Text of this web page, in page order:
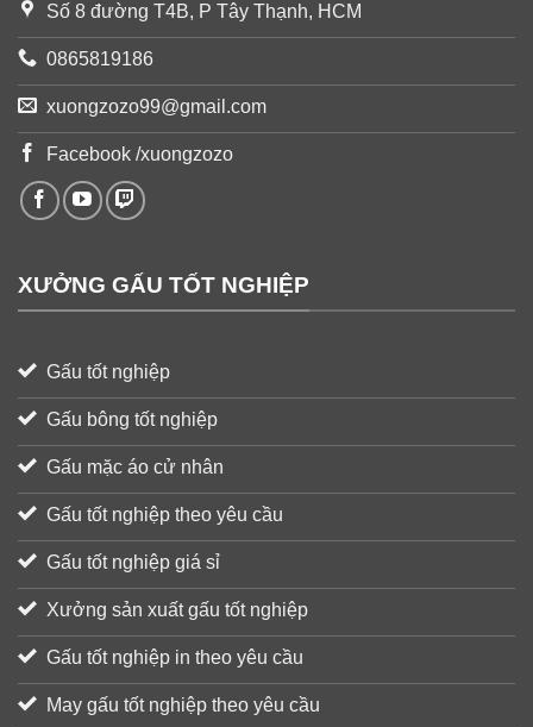
Số 8 đường T4B, P Tây Thạnh, HCM
0865819186
xuongzozo99@gmail.com
Facebook /xuongzozo
XƯỞNG GẤU TỐT NGHIỆP
Gấu tốt nghiệp
Gấu bông tốt nghiệp
Gấu mặc áo cử nhân
Gấu tốt nghiệp theo yêu cầu
Gấu tốt nghiệp giá sỉ
Xưởng sản xuất gấu tốt nghiệp
Gấu tốt nghiệp in theo yêu cầu
May gấu tốt nghiệp theo yêu cầu